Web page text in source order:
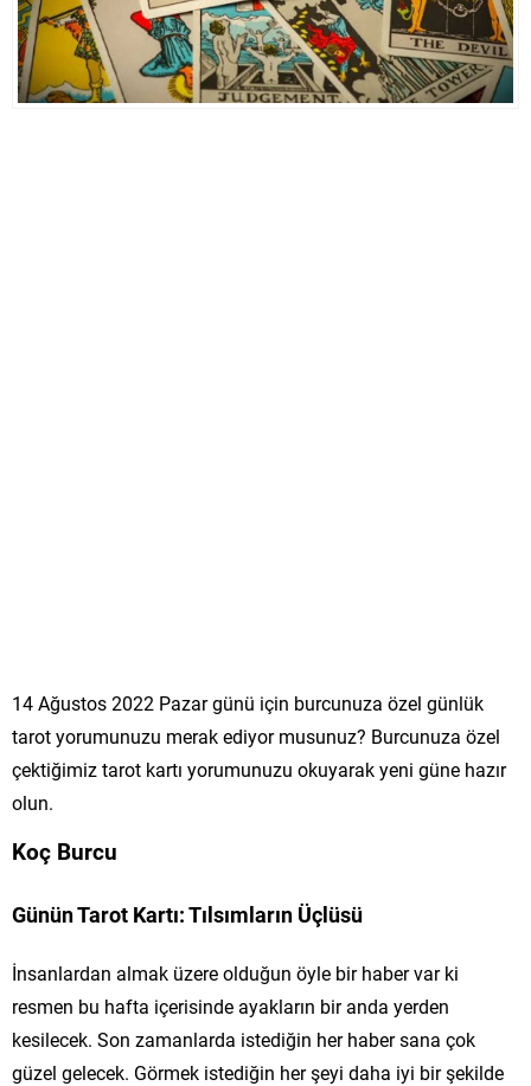
14 Ağustos 2022 Pazar günü için burcunuza özel günlük
tarot yorumunuzu merak ediyor musunuz? Burcunuza özel
çektiğimiz tarot kartı yorumunuzu okuyarak yeni güne hazır
olun.
Koç Burcu
Günün Tarot Kartı: Tılsımların Üçlüsü
İnsanlardan almak üzere olduğun öyle bir haber var ki
resmen bu hafta içerisinde ayakların bir anda yerden
kesilecek. Son zamanlarda istediğin her haber sana çok
güzel gelecek. Görmek istediğin her şeyi daha iyi bir şekilde